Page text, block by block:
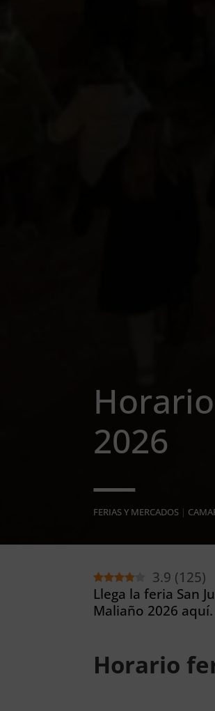
2026
FERIAS Y MERCADOS |
3.9 (125)
Llega la feria San
Maliaño 2026 aquí.
Horario